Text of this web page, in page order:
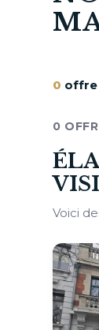
0 offre
0
Voici